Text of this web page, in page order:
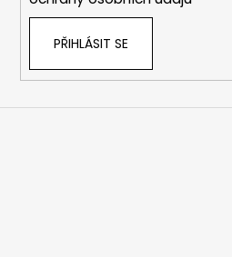
PŘIHLÁSIT SE